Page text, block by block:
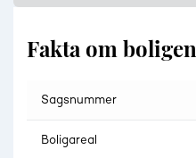
Fakta om boligen
Sagsnummer
Boligareal